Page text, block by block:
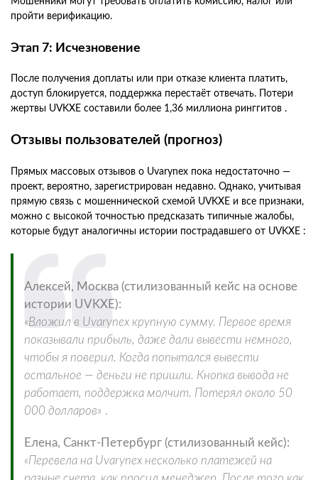
пройти верификацию.
Этап 7: Исчезновение
После получения доплаты или при отказе клиента платить,
доступ блокируется, поддержка перестаёт отвечать. Потери
жертвы UVKXE составили более 1,36 миллиона ринггитов .
Отзывы пользователей (прогноз)
Прямых массовых отзывов о Uvarynex пока недостаточно —
проект, вероятно, зарегистрирован недавно. Однако, учитывая
прямую связь с мошеннической схемой UVKXE и все признаки,
можно с высокой точностью предсказать типичные жалобы,
которые будут аналогичны истории пострадавшего от UVKXE :
Алексей, Москва (стилизованный кейс на основе
истории UVKXE):
«Вложил в Uvarynex крупную сумму. Первое время
показывали прибыль, даже дали вывести немного,
чтобы я поверил. Когда попытался вывести
остальное — деньги не пришли. Кнопка вывода не
работает, поддержка молчит. Потерял около 50
000 долларов» .
Елена, Санкт-Петербург (стилизованный кейс):
«Перевела на Uvarynex несколько платежей на